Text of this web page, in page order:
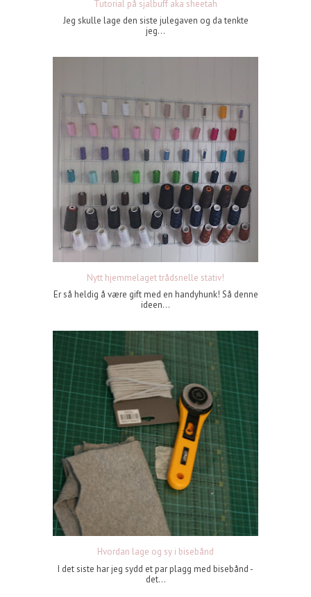
Tutorial på sjalbuff aka sheetah
Jeg skulle lage den siste julegaven og da tenkte
jeg...
Nytt hjemmelaget trådsnelle stativ!
Er så heldig å være gift med en handyhunk! Så denne
ideen...
Hvordan lage og sy i bisebånd
I det siste har jeg sydd et par plagg med bisebånd -
det...